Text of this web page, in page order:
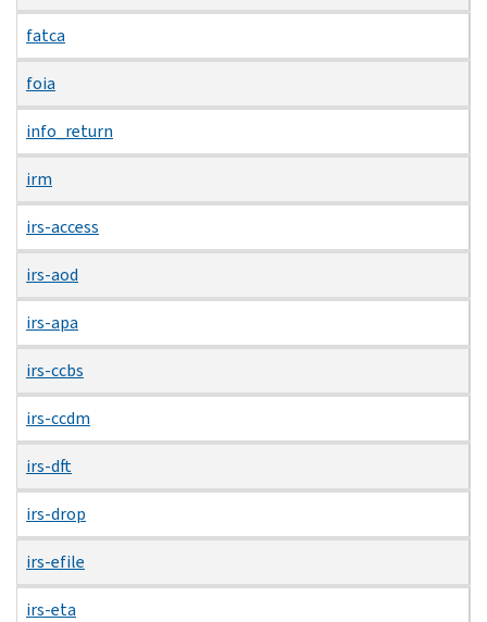
fatca
foia
info_return
irm
irs-access
irs-aod
irs-apa
irs-ccbs
irs-ccdm
irs-dft
irs-drop
irs-efile
irs-eta